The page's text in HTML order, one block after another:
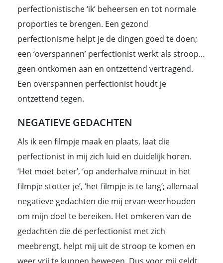
perfectionistische ‘ik’ beheersen en tot normale
proporties te brengen. Een gezond
perfectionisme helpt je de dingen goed te doen;
een ‘overspannen’ perfectionist werkt als stroop…
geen ontkomen aan en ontzettend vertragend.
Een overspannen perfectionist houdt je
ontzettend tegen.
NEGATIEVE GEDACHTEN
Als ik een filmpje maak en plaats, laat die
perfectionist in mij zich luid en duidelijk horen.
‘Het moet beter’, ‘op anderhalve minuut in het
filmpje stotter je’, ‘het filmpje is te lang’; allemaal
negatieve gedachten die mij ervan weerhouden
om mijn doel te bereiken. Het omkeren van de
gedachten die de perfectionist met zich
meebrengt, helpt mij uit de stroop te komen en